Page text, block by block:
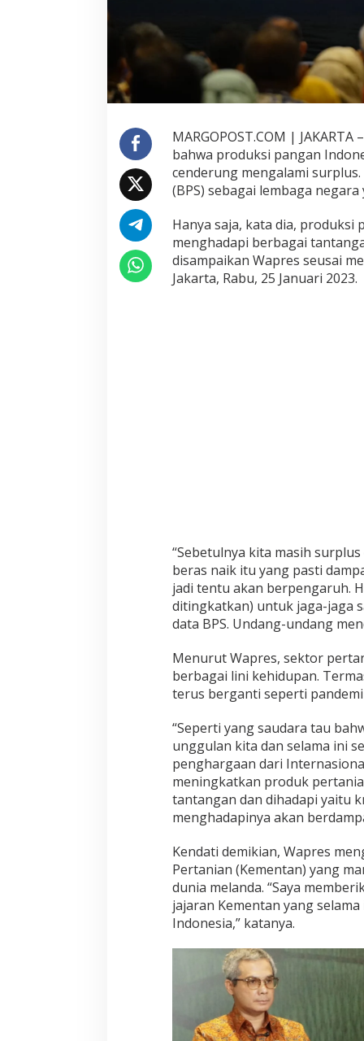
o
n
e
i
a
D
a
l
a
m
P
o
s
i
a
t
a
P
S
MARGOPOST.COM |
bahwa produksi pangan
cenderung mengalami
(BPS) sebagai lembaga
Hanya saja, kata dia,
menghadapi berbagai
disampaikan Wapres seusai
Jakarta, Rabu, 25 Januari 2023.
“Sebetulnya kita masih
beras naik itu yang pasti
jadi tentu akan berpengaruh.
ditingkatkan) untuk jaga-jaga
data BPS. Undang-undang
Menurut Wapres, sektor
berbagai lini kehidupan.
terus berganti seperti
“Seperti yang saudara tau
unggulan kita dan selama ini
penghargaan dari
meningkatkan produk
tantangan dan dihadapi yaitu
menghadapinya akan
Kendati demikian, Wapres
Pertanian (Kementan) yang
dunia melanda. “Saya
jajaran Kementan yang
Indonesia,” katanya.